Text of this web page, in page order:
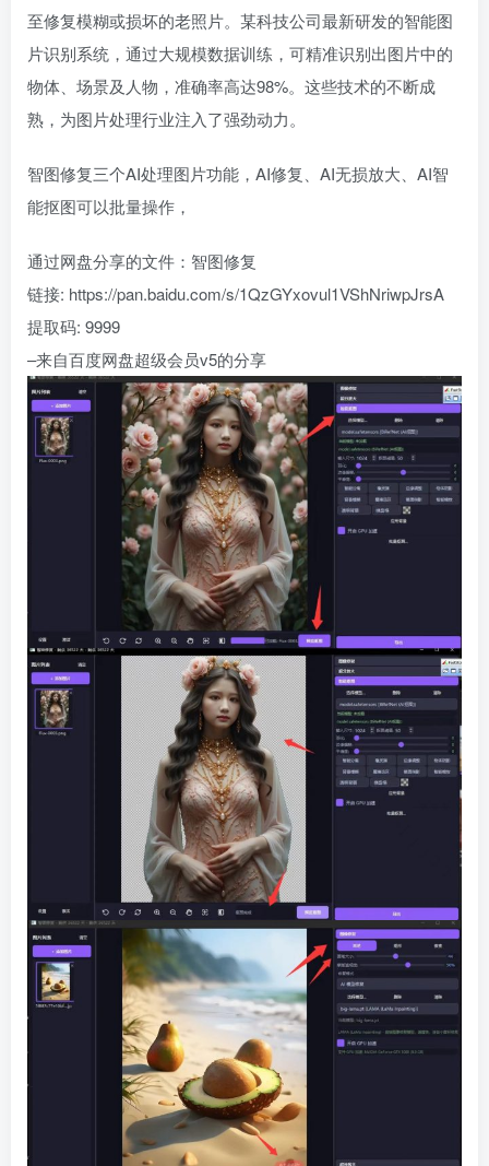
至修复模糊或损坏的老照片。某科技公司最新研发的智能图
片识别系统，通过大规模数据训练，可精准识别出图片中的
物体、场景及人物，准确率高达98%。这些技术的不断成
熟，为图片处理行业注入了强劲动力。
智图修复三个AI处理图片功能，AI修复、AI无损放大、AI智
能抠图可以批量操作，
通过网盘分享的文件：智图修复
链接: https://pan.baidu.com/s/1QzGYxovul1VShNriwpJrsA
提取码: 9999
–来自百度网盘超级会员v5的分享